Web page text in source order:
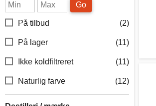
Go
På tilbud (2)
På lager (11)
Ikke koldfiltreret (11)
Naturlig farve (12)